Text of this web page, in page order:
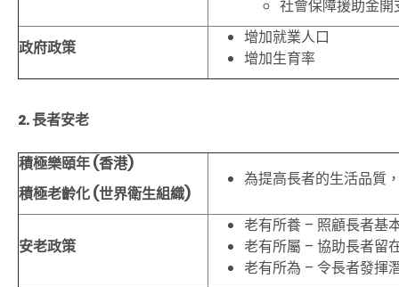
社會保障援助金開
政府政策
增加就業人口
增加生育率
2. 長者安老
積極樂頤年(香港)
積極老齡化(世界衛生組織)
為提高長者的生活品質
安老政策
老有所養 – 照顧長者基
老有所屬 – 協助長者留
老有所為 – 令長者發揮